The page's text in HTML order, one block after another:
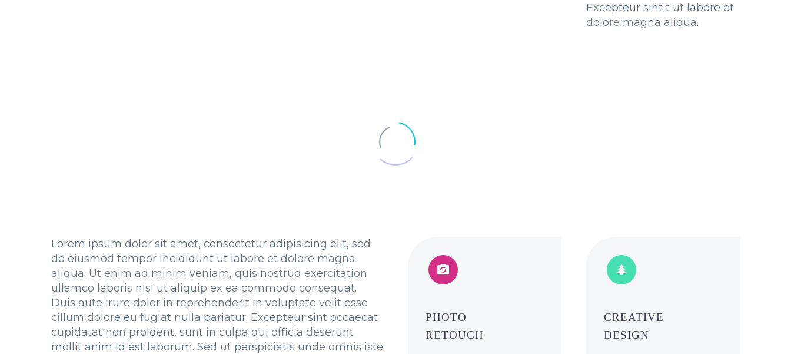
Excepteur sint t ut labore et
dolore magna aliqua.
Lorem ipsum dolor sit amet, consectetur adipisicing elit, sed
do eiusmod tempor incididunt ut labore et dolore magna
aliqua. Ut enim ad minim veniam, quis nostrud exercitation
ullamco laboris nisi ut aliquip ex ea commodo consequat.
Duis aute irure dolor in reprehenderit in voluptate velit esse
cillum dolore eu fugiat nulla pariatur. Excepteur sint occaecat
cupidatat non proident, sunt in culpa qui officia deserunt
mollit anim id est laborum. Sed ut perspiciatis unde omnis iste


PHOTO
RETOUCH


CREATIVE
DESIGN